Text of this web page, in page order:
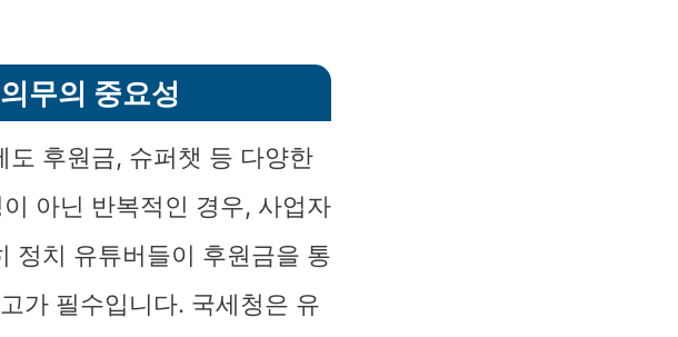
무의 중요성
후원금, 슈퍼챗 등 다양한
아닌 반복적인 경우, 사업자
정치 유튜버들이 후원금을 통
가 필수입니다. 국세청은 유